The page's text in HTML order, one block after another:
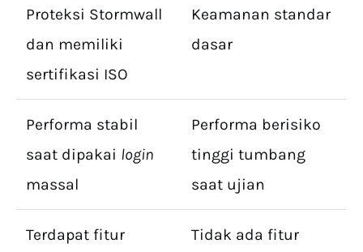
Proteksi Stormwall
dan memiliki
sertifikasi ISO
Keamanan standar
dasar
Performa stabil
saat dipakai login
massal
Performa berisiko
tinggi tumbang
saat ujian
Terdapat fitur
Tidak ada fitur